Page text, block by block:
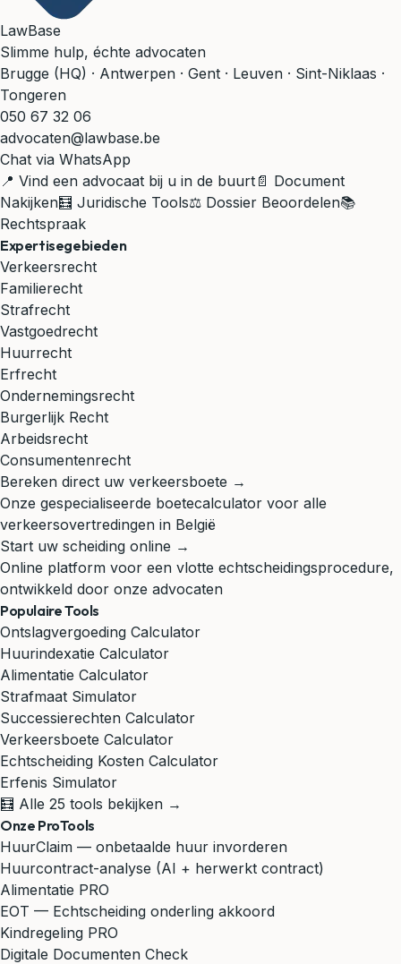
LawBase
Slimme hulp, échte advocaten
Brugge (HQ) · Antwerpen · Gent · Leuven · Sint-Niklaas ·
Tongeren
050 67 32 06
advocaten@lawbase.be
Chat via WhatsApp
📍 Vind een advocaat bij u in de buurt 📄 Document
Nakijken🧮 Juridische Tools⚖️ Dossier Beoordelen📚
Rechtspraak
Expertisegebieden
Verkeersrecht
Familierecht
Strafrecht
Vastgoedrecht
Huurrecht
Erfrecht
Ondernemingsrecht
Burgerlijk Recht
Arbeidsrecht
Consumentenrecht
Bereken direct uw verkeersboete →
Onze gespecialiseerde boetecalculator voor alle
verkeersovertredingen in België
Start uw scheiding online →
Online platform voor een vlotte echtscheidingsprocedure,
ontwikkeld door onze advocaten
Populaire Tools
Ontslagvergoeding Calculator
Huurindexatie Calculator
Alimentatie Calculator
Strafmaat Simulator
Successierechten Calculator
Verkeersboete Calculator
Echtscheiding Kosten Calculator
Erfenis Simulator
🧮 Alle 25 tools bekijken →
Onze ProTools
HuurClaim — onbetaalde huur invorderen
Huurcontract-analyse (AI + herwerkt contract)
Alimentatie PRO
EOT — Echtscheiding onderling akkoord
Kindregeling PRO
Digitale Documenten Check